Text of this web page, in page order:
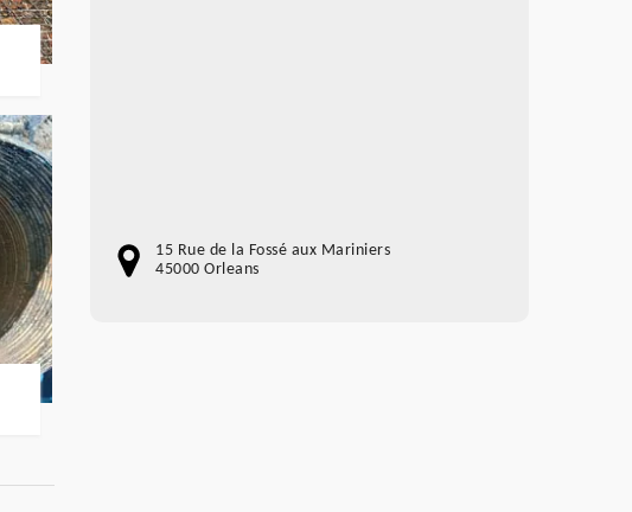
15 Rue de la Fossé aux Mariniers
45000 Orleans